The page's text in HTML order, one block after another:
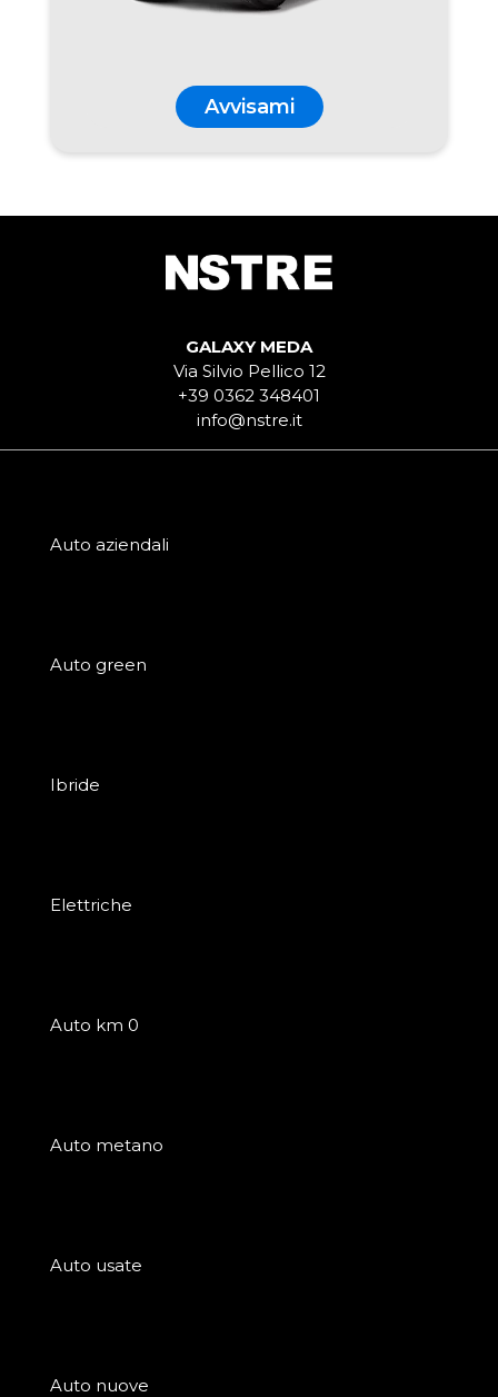
Avvisami
GALAXY MEDA
Via Silvio Pellico 12
+39 0362 348401
info@nstre.it
Auto aziendali
Auto green
Ibride
Elettriche
Auto km 0
Auto metano
Auto usate
Auto nuove